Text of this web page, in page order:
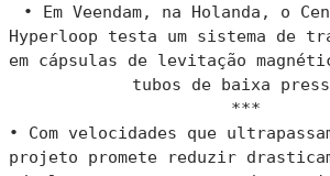
• Em Veendam, na Holanda, o
Hyperloop testa um sistema de
em cápsulas de levitação
tubos de baixa
***
• Com velocidades que
projeto promete reduzir